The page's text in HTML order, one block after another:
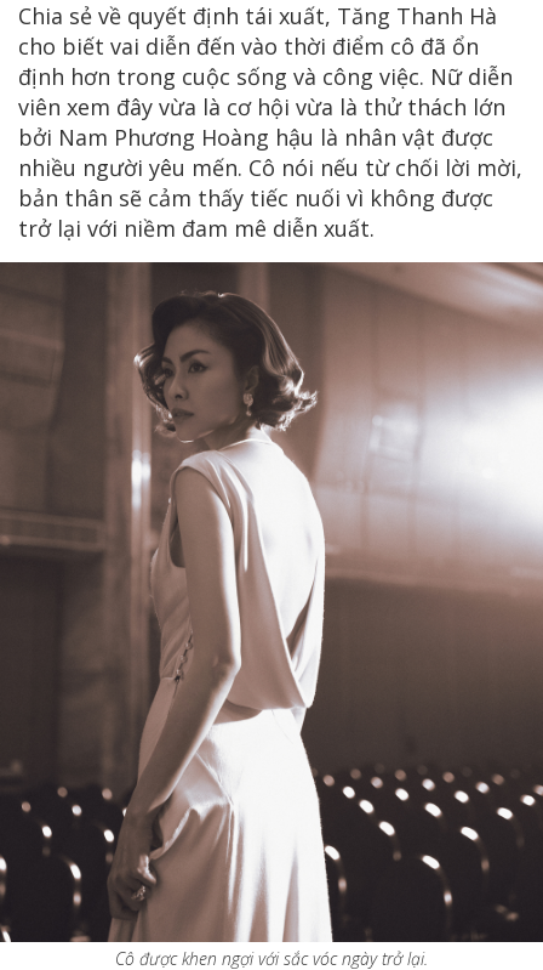
Chia sẻ về quyết định tái xuất, Tăng Thanh Hà
cho biết vai diễn đến vào thời điểm cô đã ổn
định hơn trong cuộc sống và công việc. Nữ diễn
viên xem đây vừa là cơ hội vừa là thử thách lớn
bởi Nam Phương Hoàng hậu là nhân vật được
nhiều người yêu mến. Cô nói nếu từ chối lời mời,
bản thân sẽ cảm thấy tiếc nuối vì không được
trở lại với niềm đam mê diễn xuất.
Cô được khen ngợi với sắc vóc ngày trở lại.